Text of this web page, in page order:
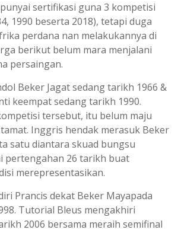
sertifikasi guna 3 kompetisi
1990 beserta 2018), tetapi duga
perdana nan melakukannya di
berikut belum mara menjalani
persaingan.
Beker Jagat sedang tarikh 1966 &
keempat sedang tarikh 1990.
tersebut, itu belum maju
Inggris hendak merasuk Beker
satu diantara skuad bungsu
pertengahan 26 tarikh buat
merepresentasikan.
Prancis dekat Beker Mayapada
Tutorial Bleus mengakhiri
2006 bersama meraih semifinal